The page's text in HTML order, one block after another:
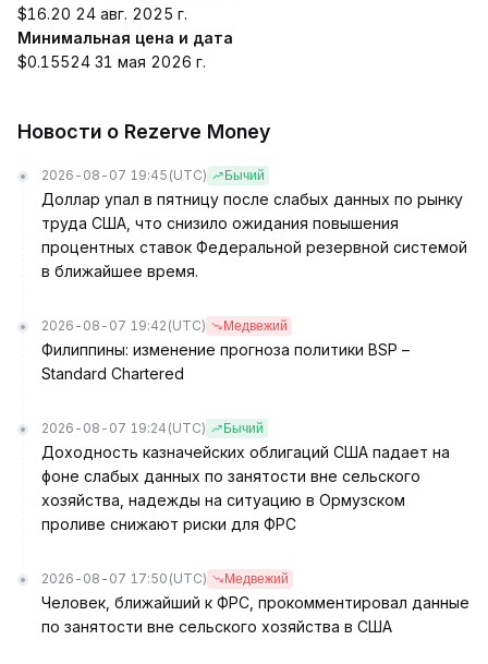
$16.20 24 авг. 2025 г.
Минимальная цена и дата
$0.15524 31 мая 2026 г.
Новости о Rezerve Money
2026-08-07 19:45 (UTC) Бычий
Доллар упал в пятницу после слабых данных по рынку
труда США, что снизило ожидания повышения
процентных ставок Федеральной резервной системой
в ближайшее время.
2026-08-07 19:42 (UTC) Медвежий
Филиппины: изменение прогноза политики BSP –
Standard Chartered
2026-08-07 19:24 (UTC) Бычий
Доходность казначейских облигаций США падает на
фоне слабых данных по занятости вне сельского
хозяйства, надежды на ситуацию в Ормузском
проливе снижают риски для ФРС
2026-08-07 17:50 (UTC) Медвежий
Человек, ближайший к ФРС, прокомментировал данные
по занятости вне сельского хозяйства в США